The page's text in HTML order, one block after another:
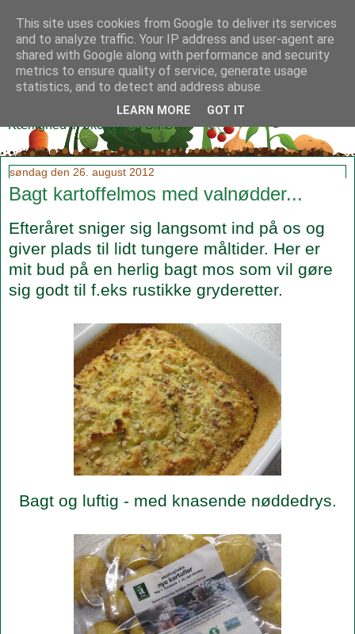
Klidmoster.dk
Kærlighed til økologi og SMØR!
søndag den 26. august 2012
Bagt kartoffelmos med valnødder...
Efteråret sniger sig langsomt ind på os og
giver plads til lidt tungere måltider. Her er
mit bud på en herlig bagt mos som vil gøre
sig godt til f.eks rustikke gryderetter.
Bagt og luftig - med knasende nøddedrys.
This site uses cookies from Google to deliver its services
and to analyze traffic. Your IP address and user-agent are
shared with Google along with performance and security
metrics to ensure quality of service, generate usage
statistics, and to detect and address abuse.
LEARN MORE GOT IT